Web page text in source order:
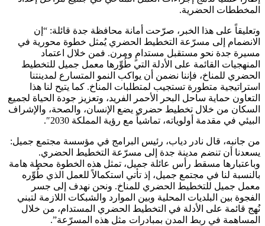
المخططات الحضرية.
وتعليقاً على هذا الخبر، صرّحت أمانة محافظة جدة قائلة: “إن
الانضمام إلى مسرّعة التخطيط الحضري يُمثل خطوة محورية في
مسيرة جدة نحو مستقبل مستدامٍ ومرن. فمن خلال اعتماد
المنهجيات القائمة على الأدلة التي طُوِّرها معمل جميل للتخطيط
الحضري للمناخ، فإننا نضمن أن يواكب النمو المتسارع لمدينتنا
استراتيجية متطورة تستجيب لمتطلبات المناخ. كما يتيح لنا هذا
التعاون حماية ساحل البحر الأحمر الفريد، وتعزيز جودة الحياة لجميع
السكان من خلال تخطيط حضري يضع الإنسان، والصحة، والإشراف
البيئي في مقدمة أولوياته، تماشياً مع رؤية المملكة 2030″.
من جانبه، قال نادر دياب، رئيس البرامج في مؤسسة مجتمع جميل:
يسعدنا أن تنضم مدينة جدة إلى مسرّعة التخطيط الحضري.
وباعتبارها مسقط رأس عائلة جميل، تمثل هذه الخطوة محطة هامة
بالنسبة لنا في مجتمع جميل، إذ تأتي استكمالاً للعمل الذي طُوِّره
معمل جميل للتخطيط الحضري للمناخ. ونحن نهدف إلى جسر
الفجوة بين البلديات المحلية وبين الموارد والشبكات اللازمة لتبني
نُهج قائمة على الأدلة في التخطيط الحضري المستدام، من خلال
المساهمة في ربط المدن بمبادرات مثل هذه المسرّعة”.